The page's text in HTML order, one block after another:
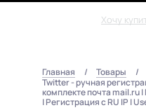
Хочу
Главная Товары
Twitter - ручная
комплекте почта mail.ru
| Регистрация с RU IP |